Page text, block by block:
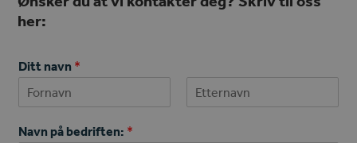
her:
Ditt navn *
Navn på bedriften: *